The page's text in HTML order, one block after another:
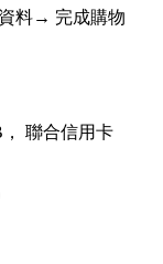
程說明』
料→ 完成購物
聯合信用卡